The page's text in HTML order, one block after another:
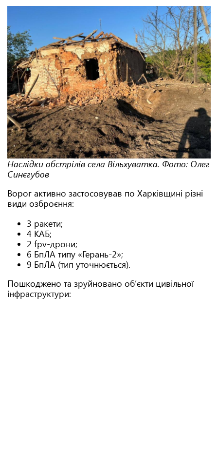
Наслідки обстрілів села Вільхуватка. Фото: Олег
Синєгубов
Ворог активно застосовував по Харківщині різні
види озброєння:
3 ракети;
4 КАБ;
2 fpv-дрони;
6 БпЛА типу «Герань-2»;
9 БпЛА (тип уточнюється).
Пошкоджено та зруйновано обʼєкти цивільної
інфраструктури: